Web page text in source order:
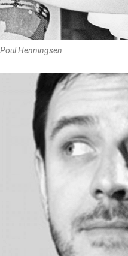
Poul Henningsen